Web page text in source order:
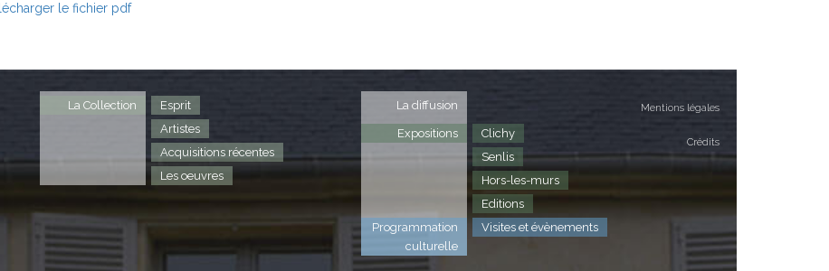
le fichier pdf
Mentions légales
Crédits
La Collection
Esprit
Artistes
Acquisitions récentes
Les oeuvres
La diffusion
Expositions
Clichy
Senlis
Hors-les-murs
Editions
Programmation
culturelle
Visites et évènements